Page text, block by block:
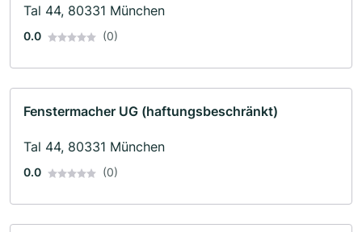
Tal 44, 80331 München
0.0 (0)
Fenstermacher UG (haftungsbeschränkt)
Tal 44, 80331 München
0.0 (0)